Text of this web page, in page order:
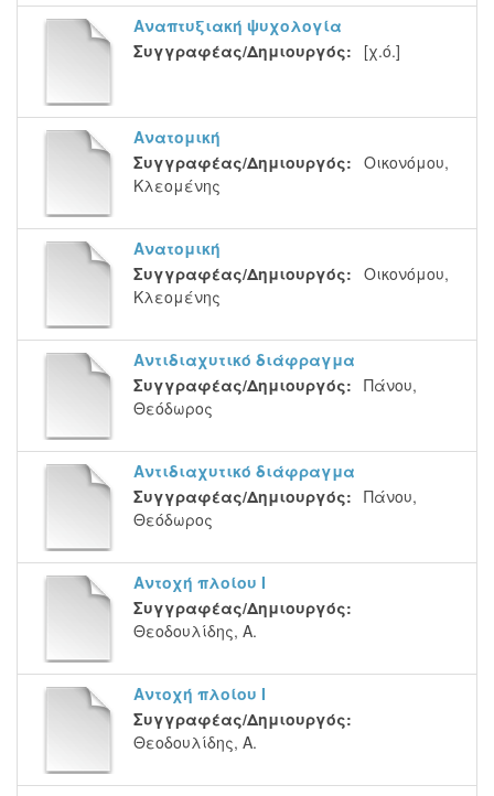
Αναπτυξιακή ψυχολογία
Συγγραφέας/Δημιουργός:
[χ.ό.]
Ανατομική
Συγγραφέας/Δημιουργός: Οικονόμου,
Κλεομένης
Ανατομική
Συγγραφέας/Δημιουργός: Οικονόμου,
Κλεομένης
Αντιδιαχυτικό διάφραγμα
Συγγραφέας/Δημιουργός: Πάνου,
Θεόδωρος
Αντιδιαχυτικό διάφραγμα
Συγγραφέας/Δημιουργός: Πάνου,
Θεόδωρος
Αντοχή πλοίου Ι
Συγγραφέας/Δημιουργός:
Θεοδουλίδης, Α.
Αντοχή πλοίου Ι
Συγγραφέας/Δημιουργός:
Θεοδουλίδης, Α.